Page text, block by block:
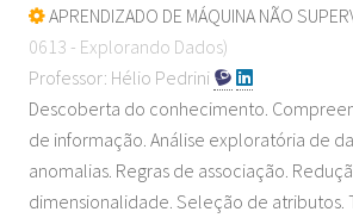
APRENDIZADO DE MÁQUINA NÃO
0613 - Explorando Dados)
Professor: Hélio Pedrini
Descoberta do conhecimento.
de informação. Análise exploratória de
anomalias. Regras de associação.
dimensionalidade. Seleção de atributos.